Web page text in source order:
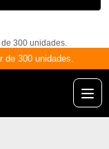
300 unidades.
de 300 unidades.